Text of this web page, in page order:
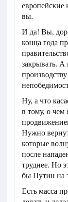
вы.
И да! Вы,
конца года
закрывать. А
Ну, а что
в тому, о чем
Нужно
которые
после
труднее. Но
бы Путин на
Есть масса